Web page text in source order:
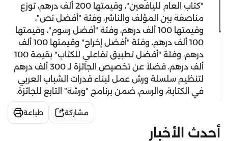
"كتاب العام لليافعين"، وقيمتها 200 ألف درهم، توزع
مناصفة بين المؤلف والناشر، وفئة "أفضل نص"،
وقيمتها 100 ألف درهم، وفئة "أفضل رسوم"، وقيمتها
100 ألف درهم، وفئة "أفضل إخراج" وقيمتها 100 ألف
درهم، وفئة "أفضل تطبيق تفاعلي للكتاب" بقيمة 100
ألف درهم، فضلاً عن تخصيص الجائزة لـ 300 ألف درهم
لتنظيم سلسلة ورش عمل لبناء قدرات الشباب العربي
في الكتابة، والرسم، ضمن برنامج "ورشة" التابع للجائزة.
مشاركة طباعة
أحدث الأخبار